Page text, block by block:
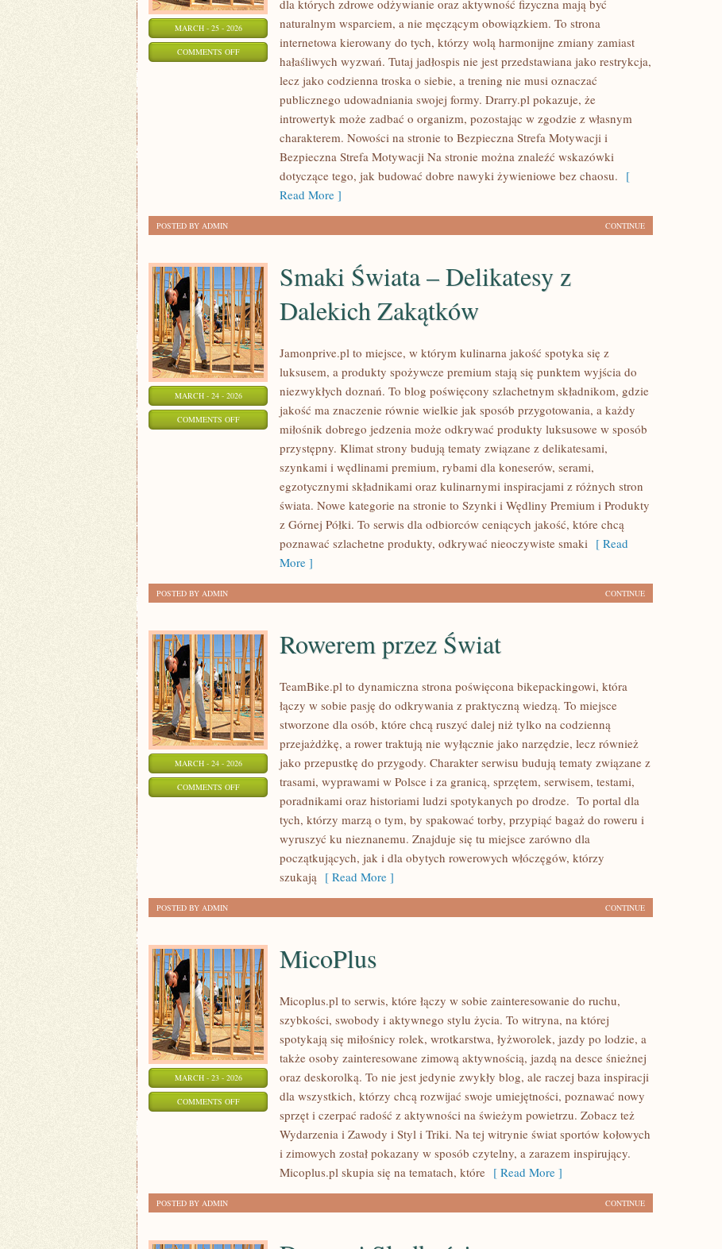
MARCH - 25 - 2026
COMMENTS OFFON
dla których zdrowe odżywianie oraz aktywność fizyczna mają być
naturalnym wsparciem, a nie męczącym obowiązkiem. To strona
internetowa kierowany do tych, którzy wolą harmonijne zmiany zamiast
hałaśliwych wyzwań. Tutaj jadłospis nie jest przedstawiana jako restrykcja,
lecz jako codzienna troska o siebie, a trening nie musi oznaczać
publicznego udowadniania swojej formy. Drarry.pl pokazuje, że
introwertyk może zadbać o organizm, pozostając w zgodzie z własnym
charakterem. Nowości na stronie to Bezpieczna Strefa Motywacji i
Bezpieczna Strefa Motywacji Na stronie można znaleźć wskazówki
dotyczące tego, jak budować dobre nawyki żywieniowe bez chaosu. [
Read More ]
CONTINUE
POSTED BY ADMIN
MARCH - 24 - 2026
COMMENTS OFFON
ZAKĄTKÓW
Smaki Świata – Delikatesy z
Dalekich Zakątków
Jamonprive.pl to miejsce, w którym kulinarna jakość spotyka się z
luksusem, a produkty spożywcze premium stają się punktem wyjścia do
niezwykłych doznań. To blog poświęcony szlachetnym składnikom, gdzie
jakość ma znaczenie równie wielkie jak sposób przygotowania, a każdy
miłośnik dobrego jedzenia może odkrywać produkty luksusowe w sposób
przystępny. Klimat strony budują tematy związane z delikatesami,
szynkami i wędlinami premium, rybami dla koneserów, serami,
egzotycznymi składnikami oraz kulinarnymi inspiracjami z różnych stron
świata. Nowe kategorie na stronie to Szynki i Wędliny Premium i Produkty
z Górnej Półki. To serwis dla odbiorców ceniących jakość, które chcą
poznawać szlachetne produkty, odkrywać nieoczywiste smaki [ Read
More ]
CONTINUE
POSTED BY ADMIN
MARCH - 24 - 2026
COMMENTS OFFON
Rowerem przez Świat
TeamBike.pl to dynamiczna strona poświęcona bikepackingowi, która
łączy w sobie pasję do odkrywania z praktyczną wiedzą. To miejsce
stworzone dla osób, które chcą ruszyć dalej niż tylko na codzienną
przejażdżkę, a rower traktują nie wyłącznie jako narzędzie, lecz również
jako przepustkę do przygody. Charakter serwisu budują tematy związane z
trasami, wyprawami w Polsce i za granicą, sprzętem, serwisem, testami,
poradnikami oraz historiami ludzi spotykanych po drodze. To portal dla
tych, którzy marzą o tym, by spakować torby, przypiąć bagaż do roweru i
wyruszyć ku nieznanemu. Znajduje się tu miejsce zarówno dla
początkujących, jak i dla obytych rowerowych włóczęgów, którzy
szukają [ Read More ]
CONTINUE
POSTED BY ADMIN
MARCH - 23 - 2026
COMMENTS OFFON
MicoPlus
Micoplus.pl to serwis, które łączy w sobie zainteresowanie do ruchu,
szybkości, swobody i aktywnego stylu życia. To witryna, na której
spotykają się miłośnicy rolek, wrotkarstwa, łyżworolek, jazdy po lodzie, a
także osoby zainteresowane zimową aktywnością, jazdą na desce śnieżnej
oraz deskorolką. To nie jest jedynie zwykły blog, ale raczej baza inspiracji
dla wszystkich, którzy chcą rozwijać swoje umiejętności, poznawać nowy
sprzęt i czerpać radość z aktywności na świeżym powietrzu. Zobacz też
Wydarzenia i Zawody i Styl i Triki. Na tej witrynie świat sportów kołowych
i zimowych został pokazany w sposób czytelny, a zarazem inspirujący.
Micoplus.pl skupia się na tematach, które [ Read More ]
CONTINUE
POSTED BY ADMIN